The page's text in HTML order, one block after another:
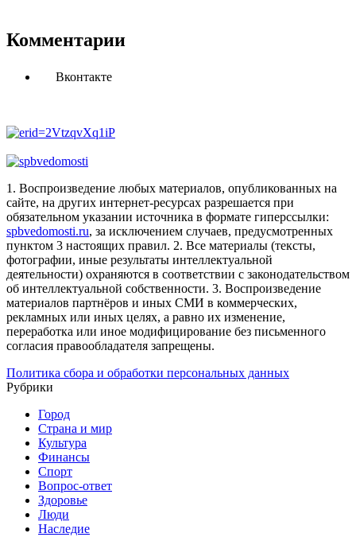
Комментарии
Вконтакте
1. Воспроизведение любых материалов, опубликованных на
сайте, на других интернет-ресурсах разрешается при
обязательном указании источника в формате гиперссылки:
spbvedomosti.ru, за исключением случаев, предусмотренных
пунктом 3 настоящих правил. 2. Все материалы (тексты,
фотографии, иные результаты интеллектуальной
деятельности) охраняются в соответствии с законодательством
об интеллектуальной собственности. 3. Воспроизведение
материалов партнёров и иных СМИ в коммерческих,
рекламных или иных целях, а равно их изменение,
переработка или иное модифицирование без письменного
согласия правообладателя запрещены.
Политика сбора и обработки персональных данных
Рубрики
Город
Страна и мир
Культура
Финансы
Спорт
Вопрос-ответ
Здоровье
Люди
Наследие